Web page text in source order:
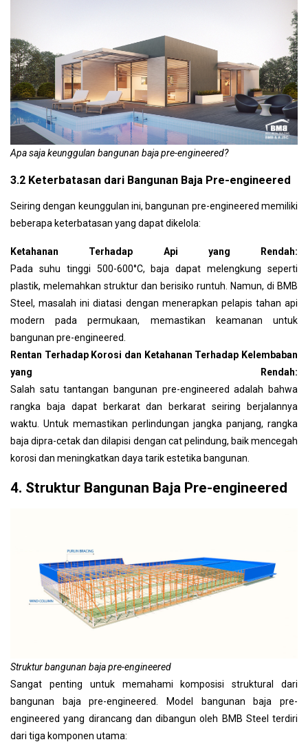
Apa saja keunggulan bangunan baja pre-engineered?
3.2 Keterbatasan dari Bangunan Baja Pre-engineered
Seiring dengan keunggulan ini, bangunan pre-engineered memiliki
beberapa keterbatasan yang dapat dikelola:
Ketahanan Terhadap Api yang Rendah:
Pada suhu tinggi 500-600°C, baja dapat melengkung seperti
plastik, melemahkan struktur dan berisiko runtuh. Namun, di BMB
Steel, masalah ini diatasi dengan menerapkan pelapis tahan api
modern pada permukaan, memastikan keamanan untuk
bangunan pre-engineered.
Rentan Terhadap Korosi dan Ketahanan Terhadap Kelembaban
yang Rendah:
Salah satu tantangan bangunan pre-engineered adalah bahwa
rangka baja dapat berkarat dan berkarat seiring berjalannya
waktu. Untuk memastikan perlindungan jangka panjang, rangka
baja dipra-cetak dan dilapisi dengan cat pelindung, baik mencegah
korosi dan meningkatkan daya tarik estetika bangunan.
4. Struktur Bangunan Baja Pre-engineered
Struktur bangunan baja pre-engineered
Sangat penting untuk memahami komposisi struktural dari
bangunan baja pre-engineered. Model bangunan baja pre-
engineered yang dirancang dan dibangun oleh BMB Steel terdiri
dari tiga komponen utama: